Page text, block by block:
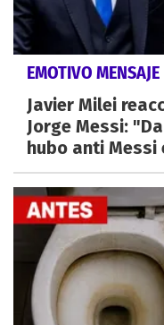
EMOTIVO MENSAJE
Javier Milei
Jorge Messi:
hubo anti Messi